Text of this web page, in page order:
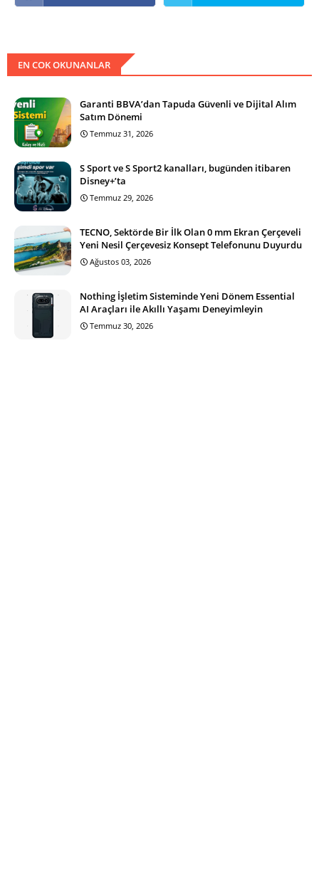
EN COK OKUNANLAR
Garanti BBVA’dan Tapuda Güvenli ve Dijital Alım
Satım Dönemi
Temmuz 31, 2026
S Sport ve S Sport2 kanalları, bugünden itibaren
Disney+’ta
Temmuz 29, 2026
TECNO, Sektörde Bir İlk Olan 0 mm Ekran Çerçeveli
Yeni Nesil Çerçevesiz Konsept Telefonunu Duyurdu
Ağustos 03, 2026
Nothing İşletim Sisteminde Yeni Dönem Essential
AI Araçları ile Akıllı Yaşamı Deneyimleyin
Temmuz 30, 2026